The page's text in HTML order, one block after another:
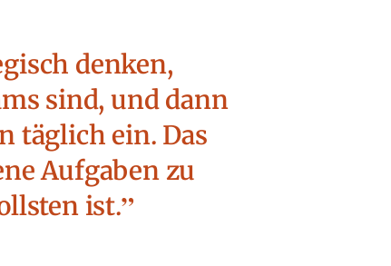
denken,
sind, und dann
täglich ein. Das
Aufgaben zu
ist.